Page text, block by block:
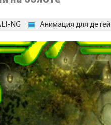
NG Анимация для детей